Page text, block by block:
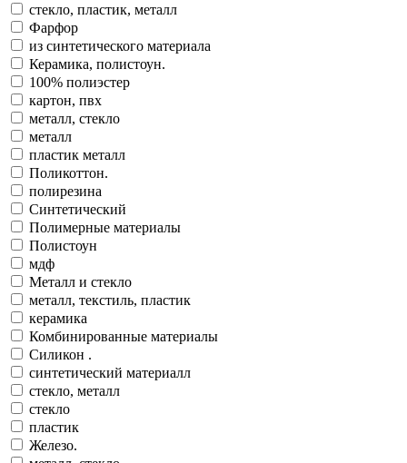
стекло, пластик, металл
Фарфор
из синтетического материала
Керамика, полистоун.
100% полиэстер
картон, пвх
металл, стекло
металл
пластик металл
Поликоттон.
полирезина
Синтетический
Полимерные материалы
Полистоун
мдф
Металл и стекло
металл, текстиль, пластик
керамика
Комбинированные материалы
Силикон .
синтетический материалл
стекло, металл
стекло
пластик
Железо.